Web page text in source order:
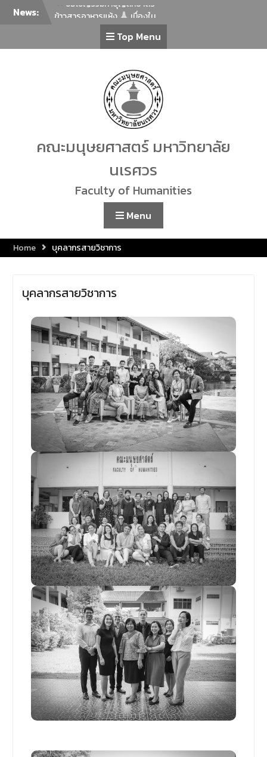
News:
ขอเชิญร่วมโครงการพัฒนา
ภาษาเพื่อยกระดับภาษาไทยสู่
นานาชาติ ครั้งที่ 2 ในหัวข้อ “การ
ล่าม การแปลภาษาไทยในฐานะ
ภาควิชาศิลปะการแสดง คณะ
มนุษยศาสตร์ มหาวิทยาลัย
นเรศวร ขอเชิญทุกท่านร่วมรับ
ชม การแสดงรำเดี่ยวมาตรฐาน
ทางด้านนาฏศิลป์ไทย ประจำปี
2569 โดยนิสิตชั้นปีที่ 4 สาขา
ขอเชิญเข้าร่วมกิจกรรม Lunch
Talk คณะมนุษยศาสตร์
คณะมนุษยศาสตร์ มหาวิทยาลัย
กิจกรรม “โครงการเชิดชูเกียรติ
ศิลปินท้องถิ่น”
โอกาสครบรอบ 36 ปี วันคล้าย
วันสถาปนาคณะมนุษยศาสตร์
ร่วมทำบุญตักบาตรแด่พระภิกษุ
สงฆ์และสามเณร จำนวน 36 รูป
Top Menu
คณะมนุษยศาสตร์ มหาวิทยาลัย
นเรศวร
Faculty of Humanities
Menu
Home บุคลากรสายวิชาการ
บุคลากรสายวิชาการ